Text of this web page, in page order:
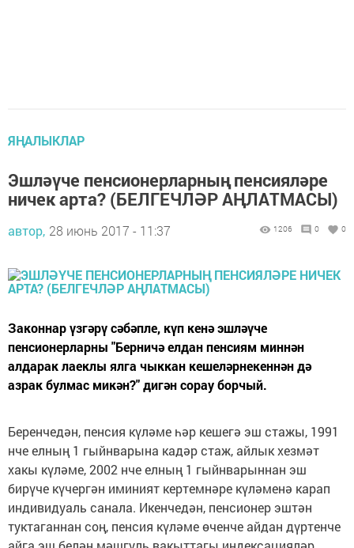
ЯҢАЛЫКЛАР
Эшләүче пенсионерларның пенсияләре
ничек арта? (БЕЛГЕЧЛӘР АҢЛАТМАСЫ)
автор, 28 июнь 2017 - 11:37 1206 0 0
Законнар үзгәрү сәбәпле, күп кенә эшләүче
пенсионерларны "Берничә елдан пенсиям миннән
алдарак лаеклы ялга чыккан кешеләрнекеннән дә
азрак булмас микән?" дигән сорау борчый.
Беренчедән, пенсия күләме һәр кешегә эш стажы, 1991
нче елның 1 гыйнварына кадәр стаж, айлык хезмәт
хакы күләме, 2002 нче елның 1 гыйнварыннан эш
бирүче күчергән иминият кертемнәре күләменә карап
индивидуаль санала. Икенчедән, пенсионер эштән
туктаганнан соң, пенсия күләме өченче айдан дүртенче